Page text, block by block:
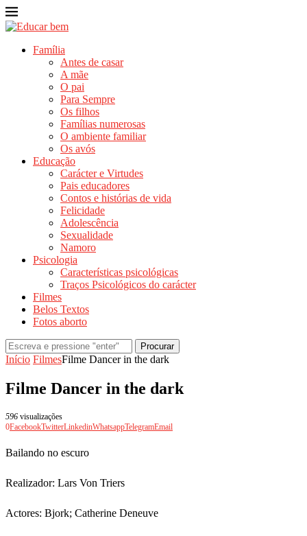
Família
Antes de casar
A mãe
O pai
Para Sempre
Os filhos
Famílias numerosas
O ambiente familiar
Os avós
Educação
Carácter e Virtudes
Pais educadores
Contos e histórias de vida
Felicidade
Adolescência
Sexualidade
Namoro
Psicologia
Características psicológicas
Traços Psicológicos do carácter
Filmes
Belos Textos
Fotos aborto
Procurar
Início FilmesFilme Dancer in the dark
Filme Dancer in the dark
596 visualizações
0FacebookTwitterLinkedinWhatsappTelegramEmail
Bailando no escuro
Realizador: Lars Von Triers
Actores: Bjork; Catherine Deneuve